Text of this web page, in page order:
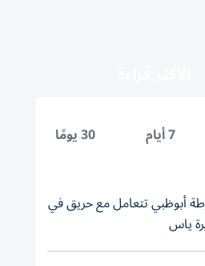
7 أيام 30 يومًا
أبوظبي تتعامل مع حريق في
ياس